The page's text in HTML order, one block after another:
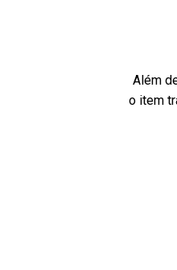
Além
o item